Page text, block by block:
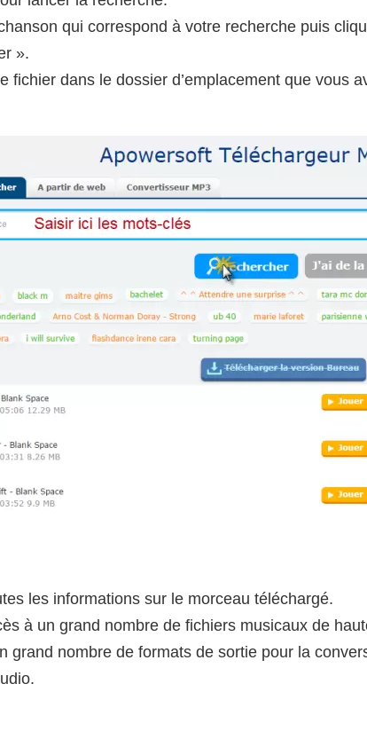
qui correspond à votre recherche puis
».
fichier dans le dossier d’emplacement que vous
les informations sur le morceau téléchargé.
à un grand nombre de fichiers musicaux de
grand nombre de formats de sortie pour la